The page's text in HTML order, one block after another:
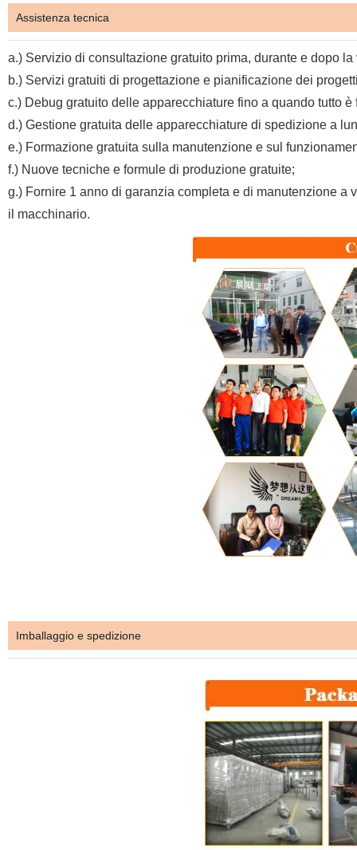
Assistenza tecnica
a.) Servizio di consultazione gratuito prima, durante e dopo la
b.) Servizi gratuiti di progettazione e pianificazione dei
c.) Debug gratuito delle apparecchiature fino a quando tutto è
d.) Gestione gratuita delle apparecchiature di spedizione a
e.) Formazione gratuita sulla manutenzione e sul
f.) Nuove tecniche e formule di produzione gratuite;
g.) Fornire 1 anno di garanzia completa e di manutenzione a
il macchinario.
Imballaggio e spedizione